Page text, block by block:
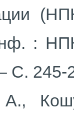
:
С. 245-